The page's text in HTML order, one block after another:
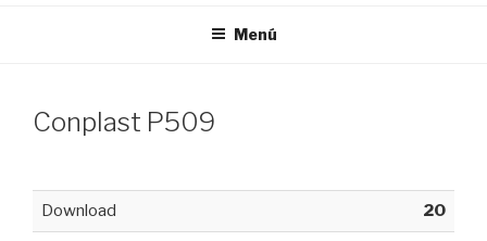
Menú
Conplast P509
Download 20